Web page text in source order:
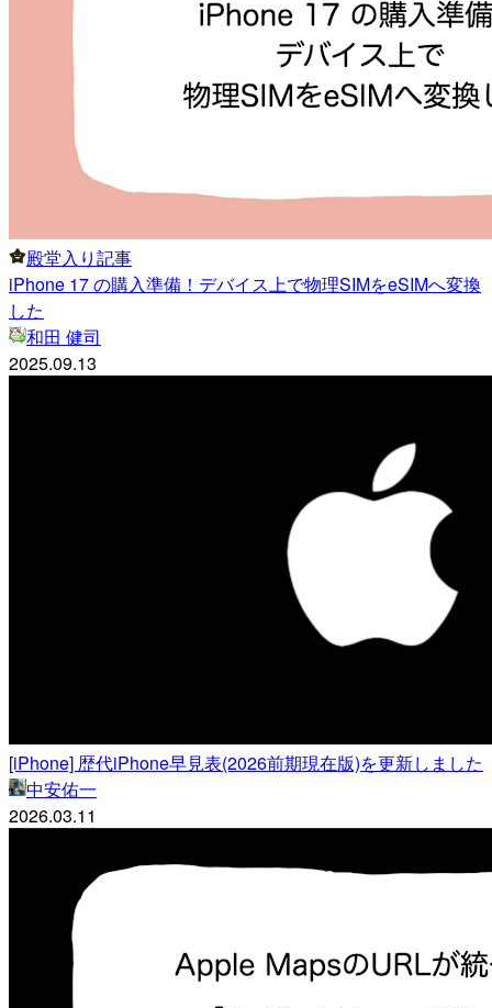
殿堂入り記事
iPhone 17 の購入準備！デバイス上で物理SIMをeSIMへ変換
した
和田 健司
2025.09.13
[iPhone] 歴代iPhone早見表(2026前期現在版)を更新しました
中安佑一
2026.03.11